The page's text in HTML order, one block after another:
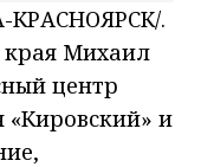
.
края Михаил
центр
«Кировский» и